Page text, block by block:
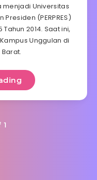
Universitas
(PERPRES)
2014. Saat ini,
Unggulan di
1